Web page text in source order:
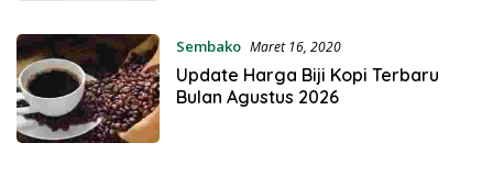
Sembako Maret 16, 2020
Update Harga Biji Kopi Terbaru
Bulan Agustus 2026